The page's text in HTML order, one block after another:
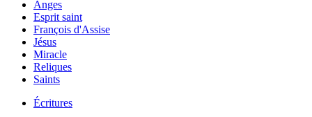
Anges
Esprit saint
François d'Assise
Jésus
Miracle
Reliques
Saints
Écritures